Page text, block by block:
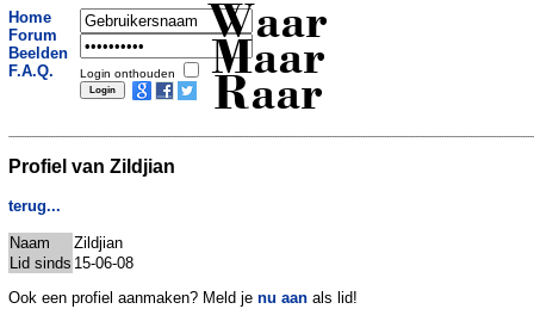
Home
Forum
Beelden
F.A.Q.
Login onthouden
Waar
Maar
Raar
Profiel van Zildjian
terug...
Naam
Zildjian
Lid sinds 15-06-08
Ook een profiel aanmaken? Meld je nu aan als lid!